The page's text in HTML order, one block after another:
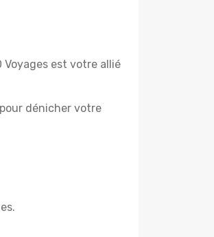
Voyages est votre allié
dénicher votre